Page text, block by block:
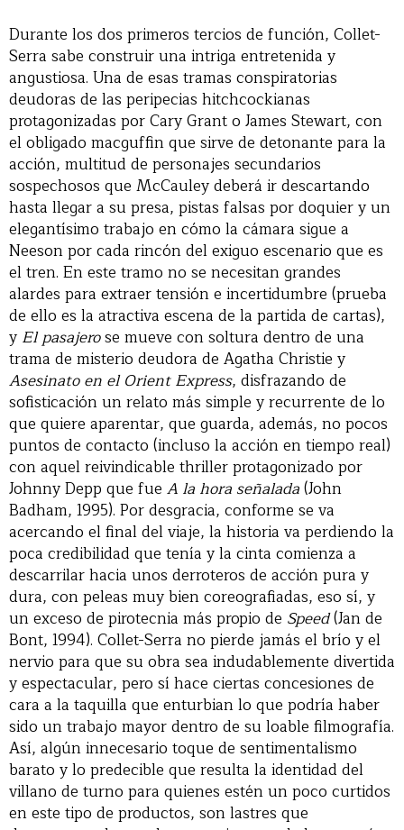
Durante los dos primeros tercios de función, Collet-
Serra sabe construir una intriga entretenida y
angustiosa. Una de esas tramas conspiratorias
deudoras de las peripecias hitchcockianas
protagonizadas por Cary Grant o James Stewart, con
el obligado macguffin que sirve de detonante para la
acción, multitud de personajes secundarios
sospechosos que McCauley deberá ir descartando
hasta llegar a su presa, pistas falsas por doquier y un
elegantísimo trabajo en cómo la cámara sigue a
Neeson por cada rincón del exiguo escenario que es
el tren. En este tramo no se necesitan grandes
alardes para extraer tensión e incertidumbre (prueba
de ello es la atractiva escena de la partida de cartas),
y El pasajerose mueve con soltura dentro de una
trama de misterio deudora de Agatha Christie y
Asesinato en el Orient Express, disfrazando de
sofisticación un relato más simple y recurrente de lo
que quiere aparentar, que guarda, además, no pocos
puntos de contacto (incluso la acción en tiempo real)
con aquel reivindicable thriller protagonizado por
Johnny Depp que fue A la hora señalada(John
Badham, 1995). Por desgracia, conforme se va
acercando el final del viaje, la historia va perdiendo la
poca credibilidad que tenía y la cinta comienza a
descarrilar hacia unos derroteros de acción pura y
dura, con peleas muy bien coreografiadas, eso sí, y
un exceso de pirotecnia más propio de Speed(Jan de
Bont, 1994). Collet-Serra no pierde jamás el brío y el
nervio para que su obra sea indudablemente divertida
y espectacular, pero sí hace ciertas concesiones de
cara a la taquilla que enturbian lo que podría haber
sido un trabajo mayor dentro de su loable filmografía.
Así, algún innecesario toque de sentimentalismo
barato y lo predecible que resulta la identidad del
villano de turno para quienes estén un poco curtidos
en este tipo de productos, son lastres que